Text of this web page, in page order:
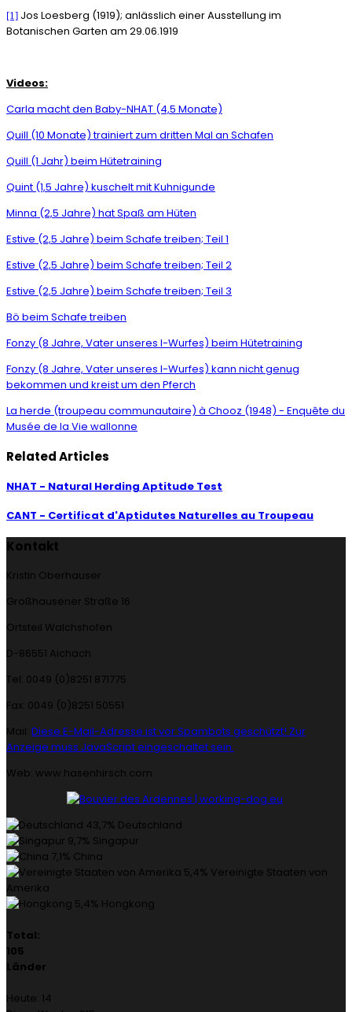
[1] Jos Loesberg (1919); anlässlich einer Ausstellung im
Botanischen Garten am 29.06.1919
Videos:
Carla macht den Baby-NHAT (4,5 Monate)
Quill (10 Monate) trainiert zum dritten Mal an Schafen
Quill (1 Jahr) beim Hütetraining
Quint (1,5 Jahre) kuschelt mit Kuhnigunde
Minna (2,5 Jahre) hat Spaß am Hüten
Estive (2,5 Jahre) beim Schafe treiben; Teil 1
Estive (2,5 Jahre) beim Schafe treiben; Teil 2
Estive (2,5 Jahre) beim Schafe treiben; Teil 3
Bö beim Schafe treiben
Fonzy (8 Jahre, Vater unseres I-Wurfes) beim Hütetraining
Fonzy (8 Jahre, Vater unseres I-Wurfes) kann nicht genug
bekommen und kreist um den Pferch
La herde (troupeau communautaire) à Chooz (1948) - Enquête du
Musée de la Vie wallonne
Related Articles
NHAT - Natural Herding Aptitude Test
CANT - Certificat d'Aptidutes Naturelles au Troupeau
Kontakt
Kristin Oberhauser
Großhausener Straße 16
Ortsteil Walchshofen
D-86551 Aichach
Tel: 0049 (0)8251 871775
Fax: 0049 (0)8251 50551
Mail: Diese E-Mail-Adresse ist vor Spambots geschützt! Zur
Anzeige muss JavaScript eingeschaltet sein.
Web: www.hasenhirsch.com
43,7% Deutschland
9,7% Singapur
7,1% China
5,4% Vereinigte Staaten von
Amerika
5,4% Hongkong
Total:
105
Länder
Heute: 14